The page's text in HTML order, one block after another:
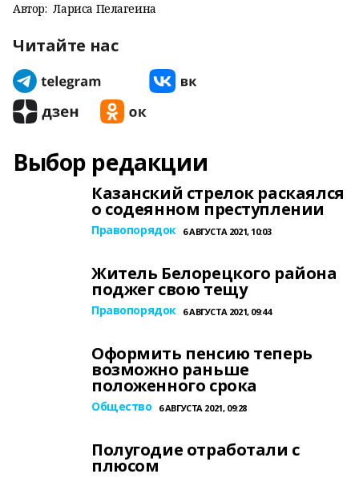
Автор: Лариса Пелагеина
Читайте нас
Выбор редакции
Казанский стрелок раскаялся
о содеянном преступлении
Правопорядок 6 АВГУСТА 2021, 10:03
Житель Белорецкого района
поджег свою тещу
Правопорядок 6 АВГУСТА 2021, 09:44
Оформить пенсию теперь
возможно раньше
положенного срока
Общество 6 АВГУСТА 2021, 09:28
Полугодие отработали с
плюсом